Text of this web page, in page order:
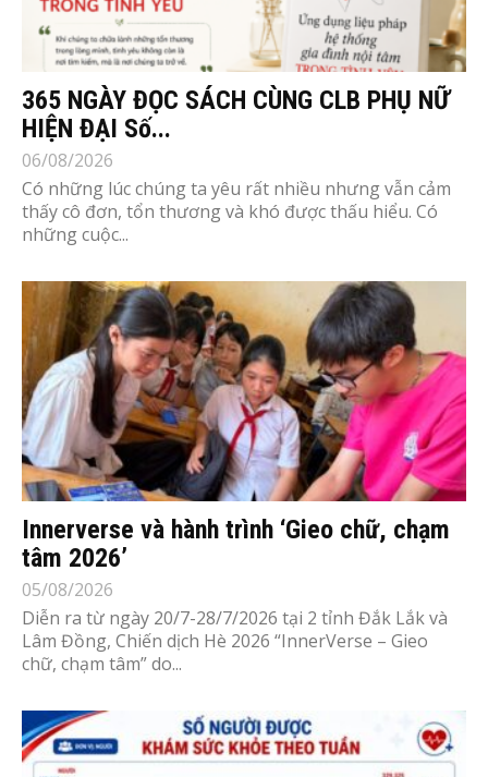
365 NGÀY ĐỌC SÁCH CÙNG CLB PHỤ NỮ
HIỆN ĐẠI Số...
06/08/2026
Có những lúc chúng ta yêu rất nhiều nhưng vẫn cảm
thấy cô đơn, tổn thương và khó được thấu hiểu. Có
những cuộc...
Innerverse và hành trình ‘Gieo chữ, chạm
tâm 2026’
05/08/2026
Diễn ra từ ngày 20/7-28/7/2026 tại 2 tỉnh Đắk Lắk và
Lâm Đồng, Chiến dịch Hè 2026 “InnerVerse – Gieo
chữ, chạm tâm” do...